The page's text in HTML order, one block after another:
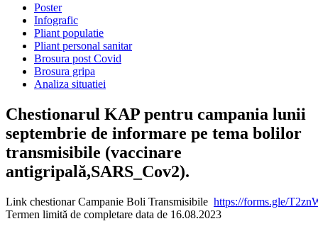
Poster
Infografic
Pliant populatie
Pliant personal sanitar
Brosura post Covid
Brosura gripa
Analiza situatiei
Chestionarul KAP pentru campania lunii
septembrie de informare pe tema bolilor
transmisibile (vaccinare
antigripală,SARS_Cov2).
Link chestionar Campanie Boli Transmisibile https://forms.gle/
Termen limită de completare data de 16.08.2023